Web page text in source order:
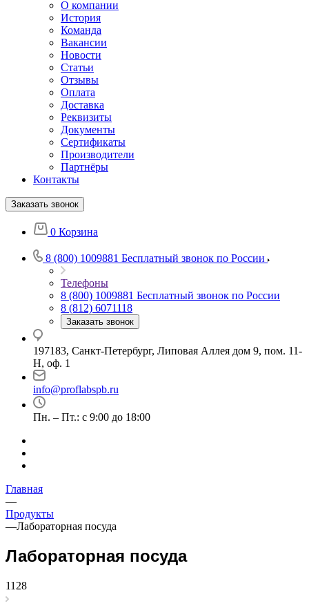
О компании
История
Команда
Вакансии
Новости
Статьи
Отзывы
Оплата
Доставка
Реквизиты
Документы
Сертификаты
Производители
Партнёры
Контакты
Заказать звонок
0 Корзина
8 (800) 1009881 Бесплатный звонок по России
Телефоны
8 (800) 1009881 Бесплатный звонок по России
8 (812) 6071118
Заказать звонок
197183, Санкт-Петербург, Липовая Аллея дом 9, пом. 11-
Н, оф. 1
info@proflabspb.ru
Пн. – Пт.: с 9:00 до 18:00
Главная
—
Продукты
—Лабораторная посуда
Лабораторная посуда
1128